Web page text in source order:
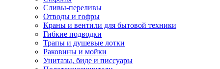
Сливы-переливы
Отводы и гофры
Краны и вентили для бытовой техники
Гибкие подводки
Трапы и душевые лотки
Раковины и мойки
Унитазы, биде и писсуары